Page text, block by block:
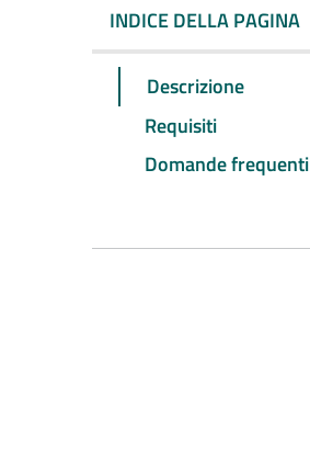
INDICE DELLA PAGINA
Descrizione
Requisiti
Domande frequenti